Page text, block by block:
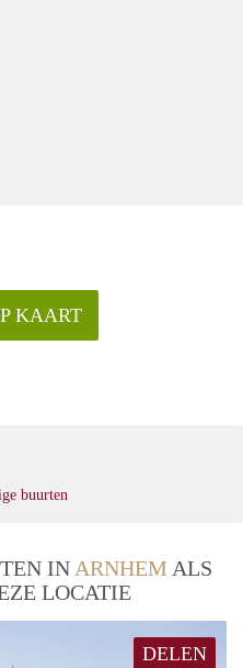
KAART
buurten
IN ARNHEM ALS
LOCATIE
DELEN